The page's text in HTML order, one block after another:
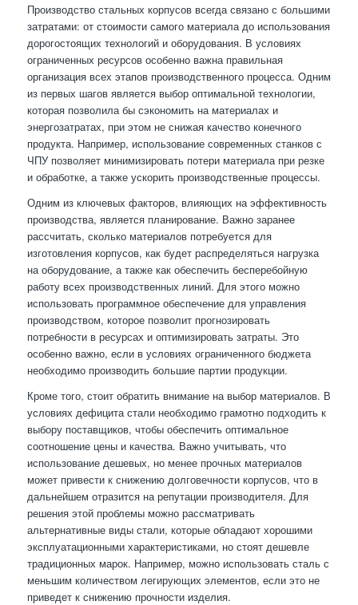
Производство стальных корпусов всегда связано с большими
затратами: от стоимости самого материала до использования
дорогостоящих технологий и оборудования. В условиях
ограниченных ресурсов особенно важна правильная
организация всех этапов производственного процесса. Одним
из первых шагов является выбор оптимальной технологии,
которая позволила бы сэкономить на материалах и
энергозатратах, при этом не снижая качество конечного
продукта. Например, использование современных станков с
ЧПУ позволяет минимизировать потери материала при резке
и обработке, а также ускорить производственные процессы.
Одним из ключевых факторов, влияющих на эффективность
производства, является планирование. Важно заранее
рассчитать, сколько материалов потребуется для
изготовления корпусов, как будет распределяться нагрузка
на оборудование, а также как обеспечить бесперебойную
работу всех производственных линий. Для этого можно
использовать программное обеспечение для управления
производством, которое позволит прогнозировать
потребности в ресурсах и оптимизировать затраты. Это
особенно важно, если в условиях ограниченного бюджета
необходимо производить большие партии продукции.
Кроме того, стоит обратить внимание на выбор материалов. В
условиях дефицита стали необходимо грамотно подходить к
выбору поставщиков, чтобы обеспечить оптимальное
соотношение цены и качества. Важно учитывать, что
использование дешевых, но менее прочных материалов
может привести к снижению долговечности корпусов, что в
дальнейшем отразится на репутации производителя. Для
решения этой проблемы можно рассматривать
альтернативные виды стали, которые обладают хорошими
эксплуатационными характеристиками, но стоят дешевле
традиционных марок. Например, можно использовать сталь с
меньшим количеством легирующих элементов, если это не
приведет к снижению прочности изделия.